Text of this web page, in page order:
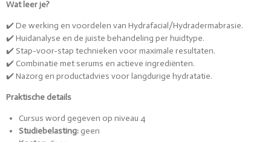
Wat leer je?
✔️ De werking en voordelen van Hydrafacial/Hydradermabrasie.
✔️ Huidanalyse en de juiste behandeling per huidtype.
✔️ Stap-voor-stap technieken voor maximale resultaten.
✔️ Combinatie met serums en actieve ingrediënten.
✔️ Nazorg en productadvies voor langdurige hydratatie.
Praktische details
Cursus word gegeven op niveau 4
Studiebelasting: geen